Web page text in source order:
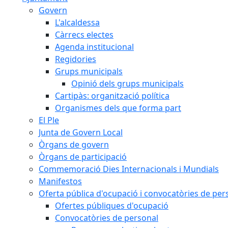
Govern
L'alcaldessa
Càrrecs electes
Agenda institucional
Regidories
Grups municipals
Opinió dels grups municipals
Cartipàs: organització política
Organismes dels que forma part
El Ple
Junta de Govern Local
Òrgans de govern
Òrgans de participació
Commemoració Dies Internacionals i Mundials
Manifestos
Oferta pública d'ocupació i convocatòries de
Ofertes públiques d'ocupació
Convocatòries de personal